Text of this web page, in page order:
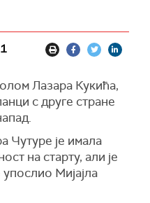
Лазара Кукића,
с друге стране
Чутуре је имала
на старту, али је
Мијајла